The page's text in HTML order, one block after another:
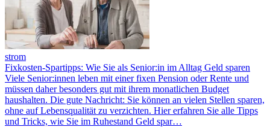
strom
Fixkosten-Spartipps: Wie Sie als Senior:in im Alltag Geld sparen
Viele Senior:innen leben mit einer fixen Pension oder Rente und
müssen daher besonders gut mit ihrem monatlichen Budget
haushalten. Die gute Nachricht: Sie können an vielen Stellen sparen,
ohne auf Lebensqualität zu verzichten. Hier erfahren Sie alle Tipps
und Tricks, wie Sie im Ruhestand Geld spar…